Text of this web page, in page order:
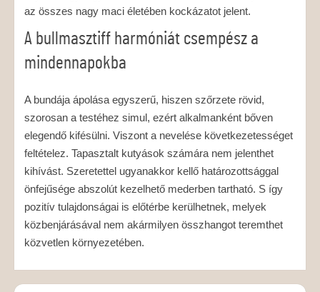
az összes nagy maci életében kockázatot jelent.
A bullmasztiff harmóniát csempész a
mindennapokba
A bundája ápolása egyszerű, hiszen szőrzete rövid,
szorosan a testéhez simul, ezért alkalmanként bőven
elegendő kifésülni. Viszont a nevelése következetességet
feltételez. Tapasztalt kutyások számára nem jelenthet
kihívást. Szeretettel ugyanakkor kellő határozottsággal
önfejűsége abszolút kezelhető mederben tartható. S így
pozitív tulajdonságai is előtérbe kerülhetnek, melyek
közbenjárásával nem akármilyen összhangot teremthet
közvetlen környezetében.